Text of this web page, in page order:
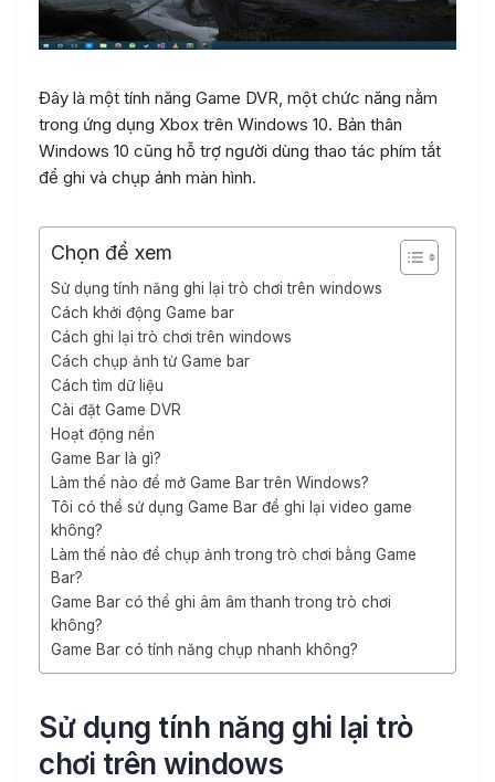
Đây là một tính năng Game DVR, một chức năng nằm
trong ứng dụng Xbox trên Windows 10. Bản thân
Windows 10 cũng hỗ trợ người dùng thao tác phím tắt
để ghi và chụp ảnh màn hình.
Chọn để xem
Sử dụng tính năng ghi lại trò chơi trên windows
Cách khởi động Game bar
Cách ghi lại trò chơi trên windows
Cách chụp ảnh từ Game bar
Cách tìm dữ liệu
Cài đặt Game DVR
Hoạt động nền
Game Bar là gì?
Làm thế nào để mở Game Bar trên Windows?
Tôi có thể sử dụng Game Bar để ghi lại video game
không?
Làm thế nào để chụp ảnh trong trò chơi bằng Game
Bar?
Game Bar có thể ghi âm âm thanh trong trò chơi
không?
Game Bar có tính năng chụp nhanh không?
Sử dụng tính năng ghi lại trò
chơi trên windows